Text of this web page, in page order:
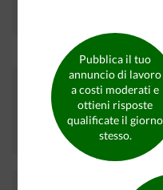
Trova il candidato
Candidati in cerca di
Pubblica il tuo
annuncio di lavoro
a costi moderati e
ottieni risposte
qualificate il giorno
stesso.